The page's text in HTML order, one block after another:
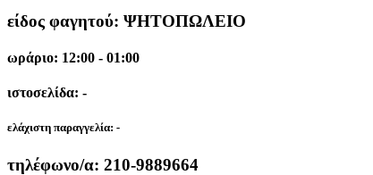
είδος φαγητού: ΨΗΤΟΠΩΛΕΙΟ
ωράριο: 12:00 - 01:00
ιστοσελίδα: -
ελάχιστη παραγγελία: -
τηλέφωνο/α: 210-9889664